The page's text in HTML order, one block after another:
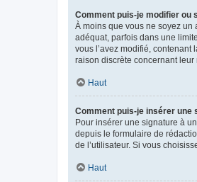
Comment puis-je modifier ou
À moins que vous ne soyez un
adéquat, parfois dans une
vous l’avez modifié, contenant
raison discrète concernant
Haut
Comment puis-je insérer une
Pour insérer une signature à
depuis le formulaire de
de l’utilisateur. Si vous
Haut